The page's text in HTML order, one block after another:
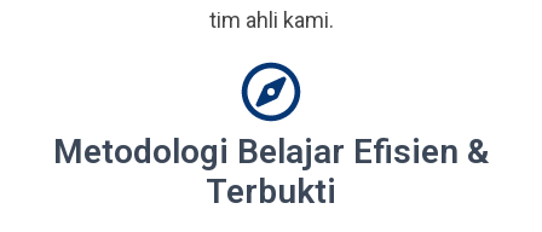
tim ahli kami.
Metodologi Belajar Efisien &
Terbukti